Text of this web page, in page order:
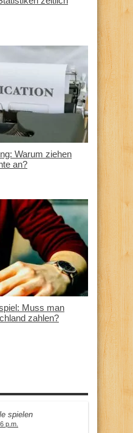
Warum ziehen
an?
Muss man
zahlen?
spielen
p.m.